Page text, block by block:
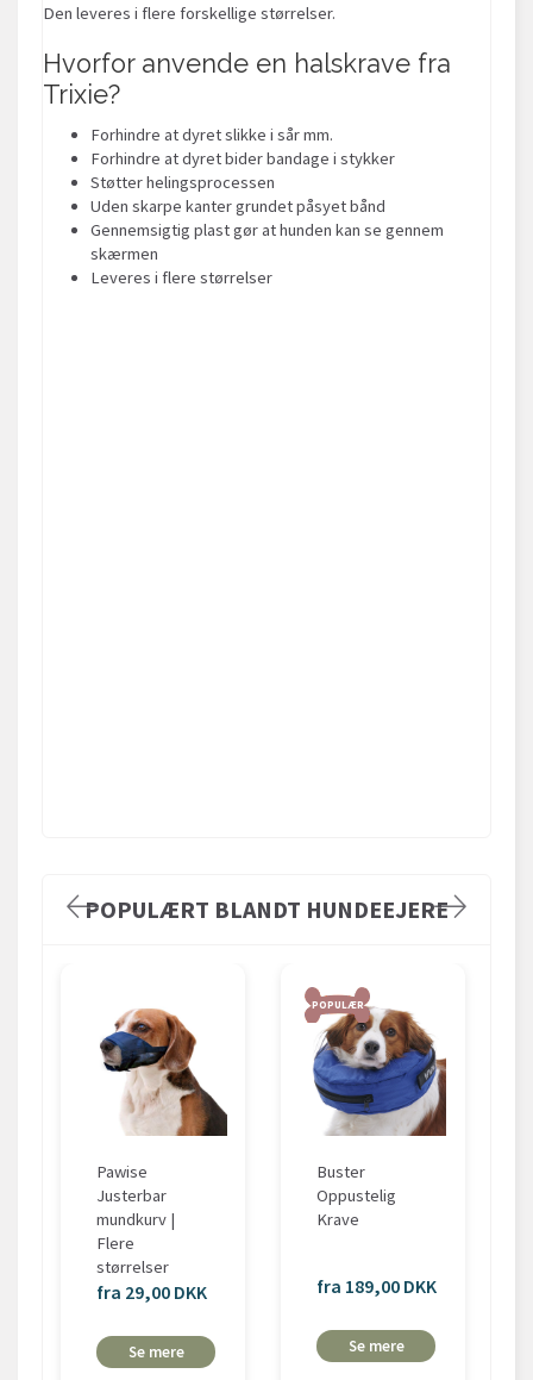
Den leveres i flere forskellige størrelser.
Hvorfor anvende en halskrave fra
Trixie?
Forhindre at dyret slikke i sår mm.
Forhindre at dyret bider bandage i stykker
Støtter helingsprocessen
Uden skarpe kanter grundet påsyet bånd
Gennemsigtig plast gør at hunden kan se gennem
skærmen
Leveres i flere størrelser
POPULÆRT BLANDT HUNDEEJERE
Pawise
Justerbar
mundkurv |
Flere
størrelser
fra 29,00 DKK
Se mere
POPULÆR
Buster
Oppustelig
Krave
fra 189,00 DKK
Se mere